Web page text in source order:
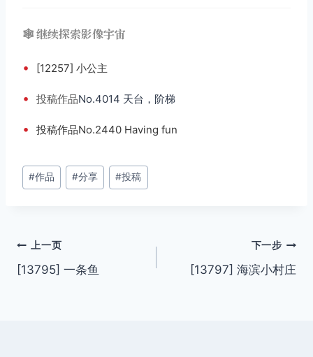
🕸️ 继续探索影像宇宙
• [12257] 小公主
• 投稿作品No.4014 天台，阶梯
• 投稿作品No.2440 Having fun
文
章
#作品 #分享 #投稿
文
章
上一页
[13795] 一条鱼
下一步
[13797] 海滨小村庄